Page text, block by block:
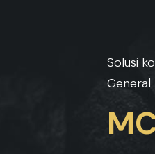
Solusi